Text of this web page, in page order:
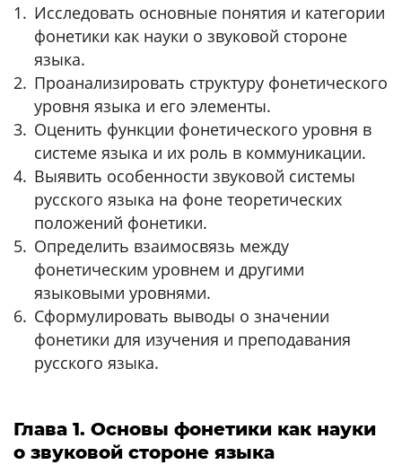
Исследовать основные понятия и категории
фонетики как науки о звуковой стороне
языка.
Проанализировать структуру фонетического
уровня языка и его элементы.
Оценить функции фонетического уровня в
системе языка и их роль в коммуникации.
Выявить особенности звуковой системы
русского языка на фоне теоретических
положений фонетики.
Определить взаимосвязь между
фонетическим уровнем и другими
языковыми уровнями.
Сформулировать выводы о значении
фонетики для изучения и преподавания
русского языка.
Глава 1. Основы фонетики как науки
о звуковой стороне языка